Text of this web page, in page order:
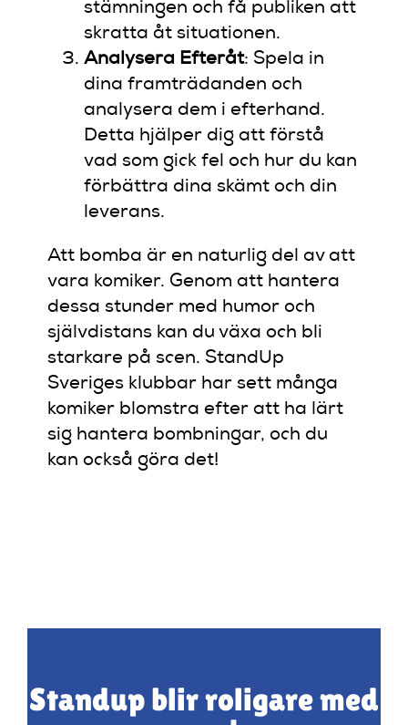
stämningen och få publiken att
skratta åt situationen.
Analysera Efteråt: Spela in
dina framträdanden och
analysera dem i efterhand.
Detta hjälper dig att förstå
vad som gick fel och hur du kan
förbättra dina skämt och din
leverans.
Att bomba är en naturlig del av att
vara komiker. Genom att hantera
dessa stunder med humor och
självdistans kan du växa och bli
starkare på scen. StandUp
Sveriges klubbar har sett många
komiker blomstra efter att ha lärt
sig hantera bombningar, och du
kan också göra det!
Standup blir roligare med